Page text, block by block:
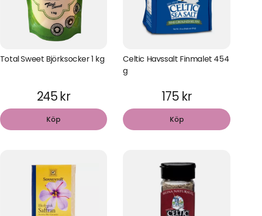
Total Sweet Björksocker 1 kg
245 kr
Köp
Celtic Havssalt Finmalet 454
g
175 kr
Köp